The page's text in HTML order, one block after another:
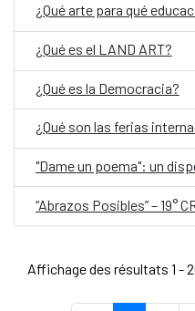
¿Qué arte para qué
¿Qué es el LAND ART?
¿Qué es la Democracia?
¿Qué son las ferias
“Abrazos Posibles” – 19°
Affichage des résultats 1 -